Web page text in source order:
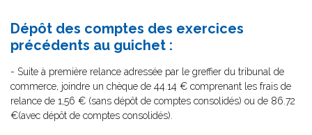
Dépôt des comptes des exercices
précédents au guichet :
- Suite à première relance adressée par le greffier du tribunal de
commerce, joindre un chèque de 44.14 € comprenant les frais de
relance de 1,56 € (sans dépôt de comptes consolidés) ou de 86.72
€(avec dépôt de comptes consolidés).